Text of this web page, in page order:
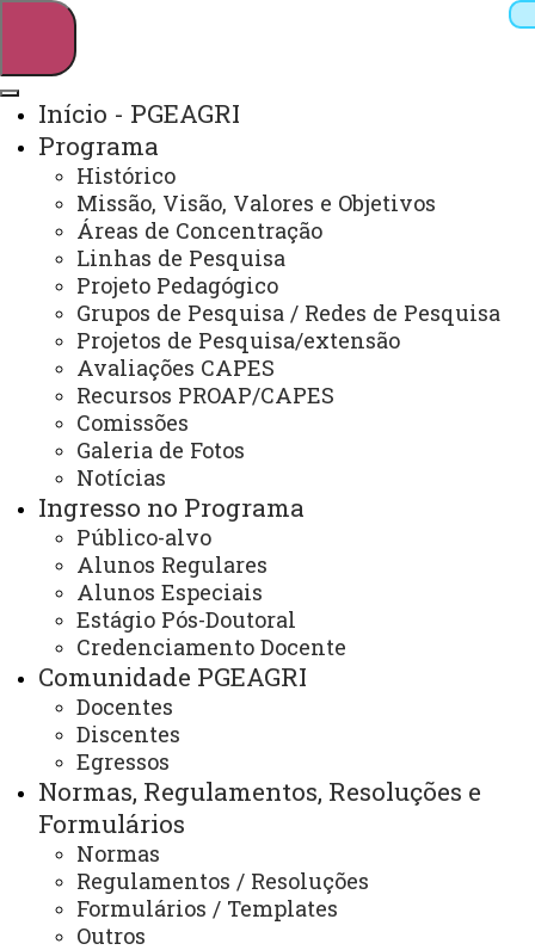
Webmail Sistemas
Arquivo Virtual
Campus
Início - PGEAGRI
Programa
Histórico
Missão, Visão, Valores e Objetivos
Áreas de Concentração
Linhas de Pesquisa
Projeto Pedagógico
Grupos de Pesquisa / Redes de Pesquisa
Projetos de Pesquisa/extensão
Avaliações CAPES
Recursos PROAP/CAPES
Comissões
Galeria de Fotos
Notícias
Ingresso no Programa
Público-alvo
Alunos Regulares
Alunos Especiais
Estágio Pós-Doutoral
Credenciamento Docente
Comunidade PGEAGRI
Docentes
Discentes
Egressos
Normas, Regulamentos, Resoluções e
Formulários
Normas
Regulamentos / Resoluções
Formulários / Templates
Outros
Mestrado e Doutorado em Engenharia Agrícola
Bolsistas
Lista dos bolsistas do PGEAGRI (atualizada
cada início de semestre ou quando houver
substituição de bolsistas)
Bolsistas Doutorado -.pdf
Bolsistas Mestrado - .pdf